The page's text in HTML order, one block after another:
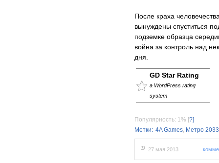
После краха
вынуждены спуститься
подземке образца
война за контроль над
дня.
GD Star Rating
a WordPress rating
system
Популярность: 1% [?]
Метки: 4A Games, Метро
27 мая 2013